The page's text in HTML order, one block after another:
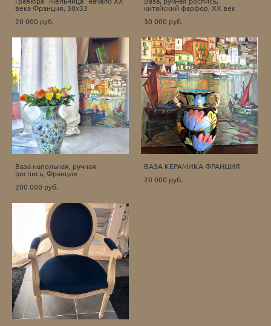
века Франция, 30х33
20 000 pуб.
китайский фарфор, ХХ век
30 000 pуб.
Ваза напольная, ручная
роспись, Франция
200 000 pуб.
ВАЗА КЕРАМИКА ФРАНЦИЯ
20 000 pуб.